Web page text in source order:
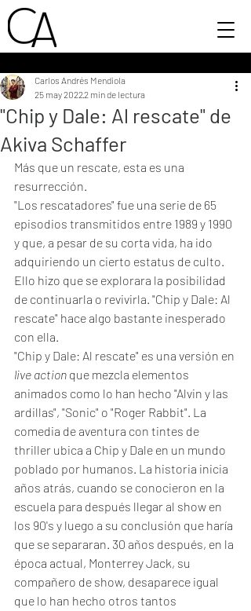
"Chip y Dale: Al rescate" de
Akiva Schaffer
Carlos Andrés Mendiola
25 may 20222 min de lectura
Más que un rescate, esta es una
resurrección.
"Los rescatadores" fue una serie de 65
episodios transmitidos entre 1989 y 1990
y que, a pesar de su corta vida, ha ido
adquiriendo un cierto estatus de culto.
Ello hizo que se explorara la posibilidad
de continuarla o revivirla. "Chip y Dale: Al
rescate" hace algo bastante inesperado
con ella.
"Chip y Dale: Al rescate" es una versión en
live action que mezcla elementos
animados como lo han hecho "Alvin y las
ardillas", "Sonic" o "Roger Rabbit". La
comedia de aventura con tintes de
thriller ubica a Chip y Dale en un mundo
poblado por humanos. La historia inicia
años atrás, cuando se conocieron en la
escuela para después llegar al show en
los 90's y luego a su conclusión que haría
que se separaran. 30 años después, en la
época actual, Monterrey Jack, su
compañero de show, desaparece igual
que lo han hecho otros tantos